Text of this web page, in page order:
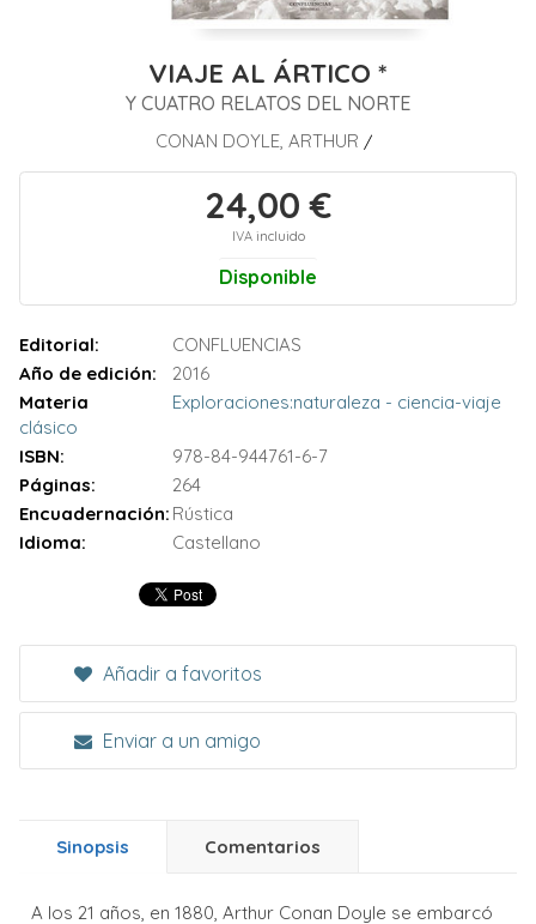
VIAJE AL ÁRTICO *
Y CUATRO RELATOS DEL NORTE
CONAN DOYLE, ARTHUR /
24,00 €
IVA incluido
Disponible
Editorial:
CONFLUENCIAS
Año de edición:
2016
Materia
Exploraciones:naturaleza - ciencia-viaje
clásico
ISBN:
978-84-944761-6-7
Páginas:
264
Encuadernación: Rústica
Idioma:
Castellano
Añadir a favoritos
Enviar a un amigo
Sinopsis Comentarios
A los 21 años, en 1880, Arthur Conan Doyle se embarcó